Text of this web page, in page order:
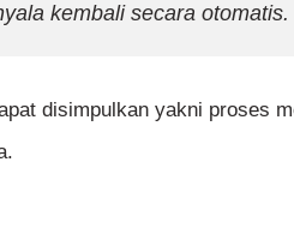
kembali secara otomatis.
disimpulkan yakni proses